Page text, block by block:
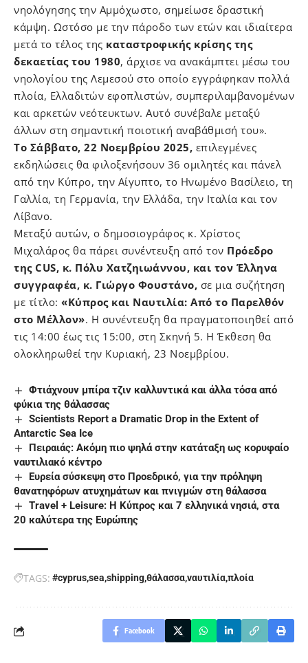
νηολόγησης την Αμμόχωστο, σημείωσε δραστική
κάμψη. Ωστόσο με την πάροδο των ετών και ιδιαίτερα
μετά το τέλος της καταστροφικής κρίσης της
δεκαετίας του 1980, άρχισε να ανακάμπτει μέσω του
νηολογίου της Λεμεσού στο οποίο εγγράφηκαν πολλά
πλοία, Ελλαδιτών εφοπλιστών, συμπεριλαμβανομένων
και αρκετών νεότευκτων. Αυτό συνέβαλε μεταξύ
άλλων στη σημαντική ποιοτική αναβάθμισή του».
Το Σάββατο, 22 Νοεμβρίου 2025, επιλεγμένες
εκδηλώσεις θα φιλοξενήσουν 36 ομιλητές και πάνελ
από την Κύπρο, την Αίγυπτο, το Ηνωμένο Βασίλειο, τη
Γαλλία, τη Γερμανία, την Ελλάδα, την Ιταλία και τον
Λίβανο.
Μεταξύ αυτών, ο δημοσιογράφος κ. Χρίστος
Μιχαλάρος θα πάρει συνέντευξη από τον Πρόεδρο
της CUS, κ. Πόλυ Χατζηιωάννου, και τον Έλληνα
συγγραφέα, κ. Γιώργο Φουστάνο, σε μια συζήτηση
με τίτλο: «Κύπρος και Ναυτιλία: Από το Παρελθόν
στο Μέλλον». Η συνέντευξη θα πραγματοποιηθεί από
τις 14:00 έως τις 15:00, στη Σκηνή 5. Η Έκθεση θα
ολοκληρωθεί την Κυριακή, 23 Νοεμβρίου.
Φτιάχνουν μπίρα τζιν καλλυντικά και άλλα τόσα από
φύκια της θάλασσας
Scientists Report a Dramatic Drop in the Extent of
Antarctic Sea Ice
Πειραιάς: Ακόμη πιο ψηλά στην κατάταξη ως κορυφαίο
ναυτιλιακό κέντρο
Eυρεία σύσκεψη στο Προεδρικό, για την πρόληψη
θανατηφόρων ατυχημάτων και πνιγμών στη θάλασσα
Travel + Leisure: Η Κύπρος και 7 ελληνικά νησιά, στα
20 καλύτερα της Ευρώπης
TAGS: #cyprussea shippingθάλασσαναυτιλίαπλοία
Facebook